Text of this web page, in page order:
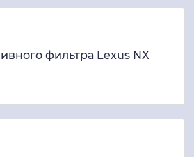
фильтра Lexus NX